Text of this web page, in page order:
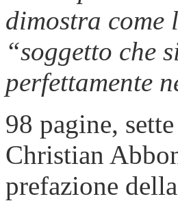
dimostra
“soggetto che
perfettamente
98 pagine,
Christian
prefazione